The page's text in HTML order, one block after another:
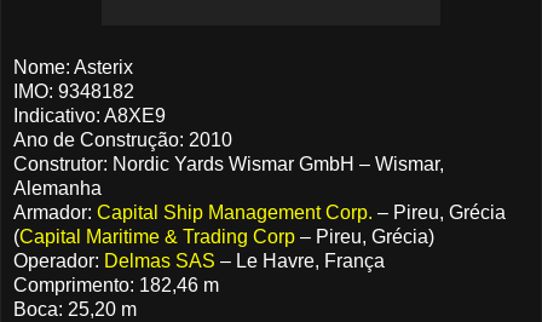
Nome: Asterix
IMO: 9348182
Indicativo: A8XE9
Ano de Construção: 2010
Construtor: Nordic Yards Wismar GmbH – Wismar,
Alemanha
Armador: Capital Ship Management Corp. – Pireu, Grécia
(Capital Maritime & Trading Corp – Pireu, Grécia)
Operador: Delmas SAS – Le Havre, França
Comprimento: 182,46 m
Boca: 25,20 m